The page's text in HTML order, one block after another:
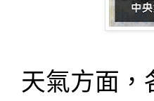
天氣方面，